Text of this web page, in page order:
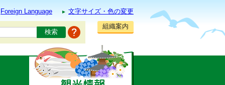
Foreign Language
文字サイズ・色の変更
組織案内